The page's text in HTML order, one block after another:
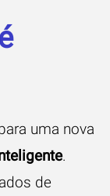
uma nova
.
de